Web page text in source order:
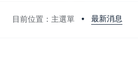
目前位置：主選單 最新消息